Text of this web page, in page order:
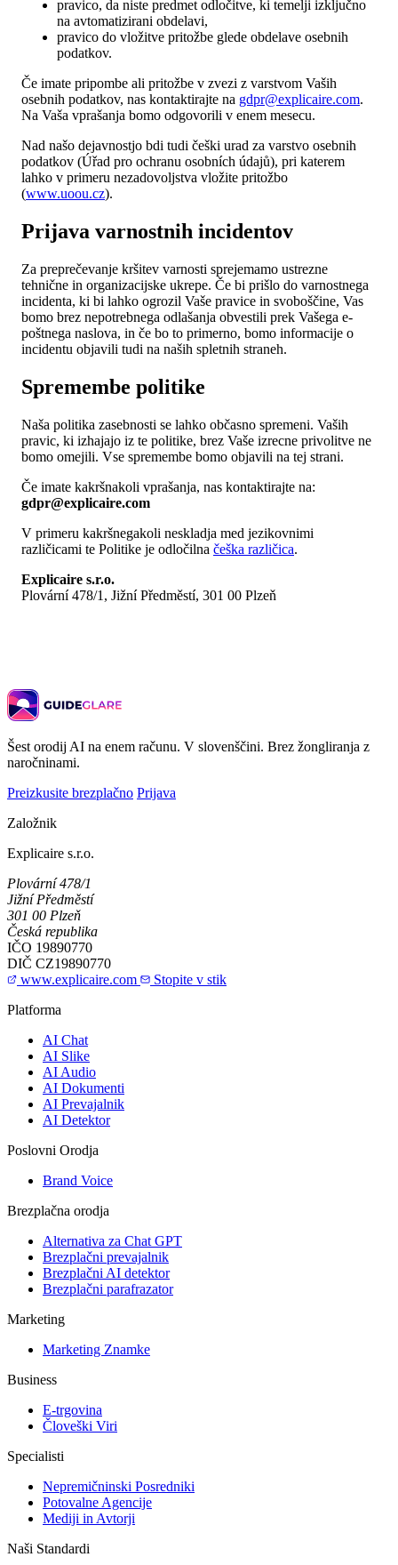
pravico, da niste predmet odločitve, ki temelji izključno
na avtomatizirani obdelavi,
pravico do vložitve pritožbe glede obdelave osebnih
podatkov.
Če imate pripombe ali pritožbe v zvezi z varstvom Vaših
osebnih podatkov, nas kontaktirajte na gdpr@explicaire.com.
Na Vaša vprašanja bomo odgovorili v enem mesecu.
Nad našo dejavnostjo bdi tudi češki urad za varstvo osebnih
podatkov (Úřad pro ochranu osobních údajů), pri katerem
lahko v primeru nezadovoljstva vložite pritožbo
(www.uoou.cz).
Prijava varnostnih incidentov
Za preprečevanje kršitev varnosti sprejemamo ustrezne
tehnične in organizacijske ukrepe. Če bi prišlo do varnostnega
incidenta, ki bi lahko ogrozil Vaše pravice in svoboščine, Vas
bomo brez nepotrebnega odlašanja obvestili prek Vašega e-
poštnega naslova, in če bo to primerno, bomo informacije o
incidentu objavili tudi na naših spletnih straneh.
Spremembe politike
Naša politika zasebnosti se lahko občasno spremeni. Vaših
pravic, ki izhajajo iz te politike, brez Vaše izrecne privolitve ne
bomo omejili. Vse spremembe bomo objavili na tej strani.
Če imate kakršnakoli vprašanja, nas kontaktirajte na:
gdpr@explicaire.com
V primeru kakršnegakoli neskladja med jezikovnimi
različicami te Politike je odločilna češka različica.
Explicaire s.r.o.
Plovární 478/1, Jižní Předměstí, 301 00 Plzeň
Šest orodij AI na enem računu. V slovenščini. Brez žongliranja z
naročninami.
Preizkusite brezplačno Prijava
Založnik
Explicaire s.r.o.
Plovární 478/1
Jižní Předměstí
301 00 Plzeň
Česká republika
IČO 19890770
DIČ CZ19890770
www.explicaire.com
Stopite v stik
Platforma
AI Chat
AI Slike
AI Audio
AI Dokumenti
AI Prevajalnik
AI Detektor
Poslovni Orodja
Brand Voice
Brezplačna orodja
Alternativa za Chat GPT
Brezplačni prevajalnik
Brezplačni AI detektor
Brezplačni parafrazator
Marketing
Marketing Znamke
Business
E-trgovina
Človeški Viri
Specialisti
Nepremičninski Posredniki
Potovalne Agencije
Mediji in Avtorji
Naši Standardi